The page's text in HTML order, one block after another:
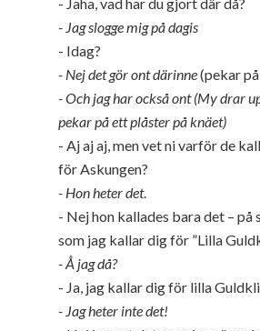
- Jag slogge mig på dagis
- Idag?
- Nej det gör ont därinne(pekar
- Och jag har också ont (My drar
pekar på ett plåster på knäet)
- Aj aj aj, men vet ni varför de
för Askungen?
- Hon heter det.
- Nej hon kallades bara det – på
som jag kallar dig för ”Lilla
- Å jag då?
- Ja, jag kallar dig för lilla
- Jag heter inte det!